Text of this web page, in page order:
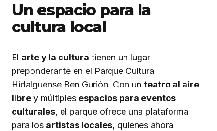
Un espacio para la
cultura local
El arte y la cultura tienen un lugar
preponderante en el Parque Cultural
Hidalguense Ben Gurión. Con un teatro al aire
libre y múltiples espacios para eventos
culturales, el parque ofrece una plataforma
para los artistas locales, quienes ahora